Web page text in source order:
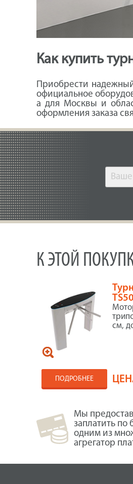
Как купить
Приобрести
официальное
а для Москвы и
оформления заказа
К ЭТОЙ
см,
ПОДРОБНЕЕ
Мы
заплатить по
одним из
агрегатор